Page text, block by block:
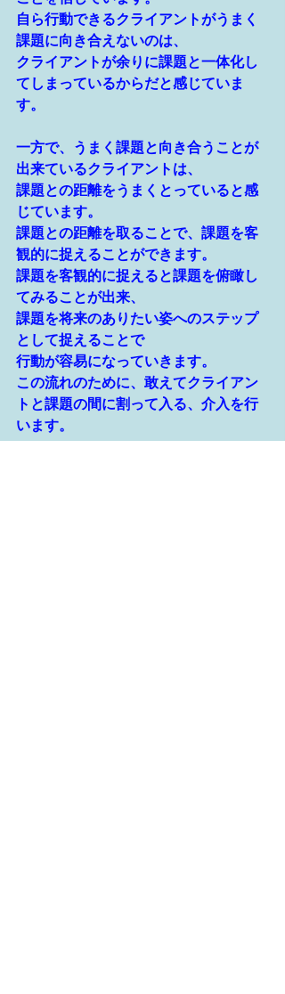
自ら行動できるクライアントがうまく
課題に向き合えないのは、
クライアントが余りに課題と一体化し
てしまっているからだと感じていま
す。
一方で、うまく課題と向き合うことが
出来ているクライアントは、
課題との距離をうまくとっていると感
じています。
課題との距離を取ることで、課題を客
観的に捉えることができます。
課題を客観的に捉えると課題を俯瞰し
てみることが出来、
課題を将来のありたい姿へのステップ
として捉えることで
行動が容易になっていきます。
この流れのために、敢えてクライアン
トと課題の間に割って入る、介入を行
います。